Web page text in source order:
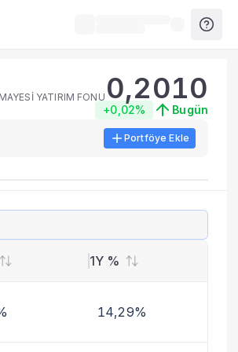
inceleyebilirsiniz.
YATIRIM FONU 0,2010
+0,02% Bugün
Portföye Ekle
1Y %
14,29%